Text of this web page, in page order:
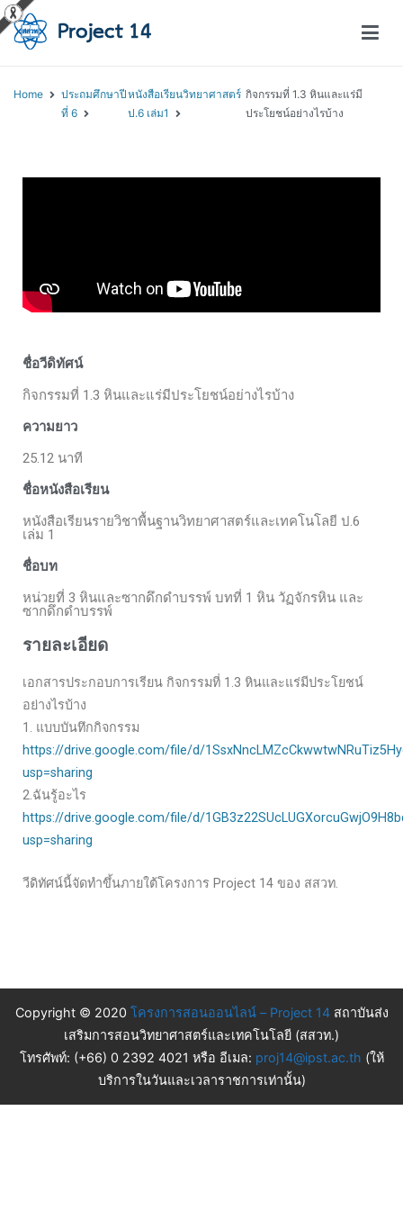
Home
ประถมศึกษาปี
ที่ 6
หนังสือเรียนวิทยาศาสตร์
ป.6 เล่ม1
กิจกรรมที่ 1.3 หินและแร่มี
ประโยชน์อย่างไรบ้าง
ชื่อวีดิทัศน์
กิจกรรมที่ 1.3 หินและแร่มีประโยชน์อย่างไรบ้าง
ความยาว
25.12 นาที
ชื่อหนังสือเรียน
หนังสือเรียนรายวิชาพื้นฐานวิทยาศาสตร์และเทคโนโลยี ป.6
เล่ม 1
ชื่อบท
หน่วยที่ 3 หินและซากดึกดำบรรพ์ บทที่ 1 หิน วัฏจักรหิน และ
ซากดึกดำบรรพ์
รายละเอียด
เอกสารประกอบการเรียน กิจกรรมที่ 1.3 หินและแร่มีประโยชน์
อย่างไรบ้าง
1. แบบบันทึกกิจกรรม
https://drive.google.com/file/d/
usp=sharing
2.ฉันรู้อะไร
https://drive.google.com/file/d/
usp=sharing
วีดิทัศน์นี้จัดทำขึ้นภายใต้โครงการ Project 14 ของ สสวท.
Copyright © 2020 โครงการสอนออนไลน์ – Project 14สถาบันส่ง
เสริมการสอนวิทยาศาสตร์และเทคโนโลยี (สสวท.)
โทรศัพท์: (+66) 0 2392 4021 หรือ อีเมล: proj14@ipst.ac.th (ให้
บริการในวันและเวลาราชการเท่านั้น)